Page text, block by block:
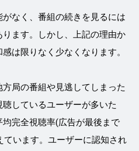
なく、番組の続きを見るには
ます。しかし、上記の理由か
は限りなく少なくなります。
局の番組や見逃してしまった
しているユーザーが多いた
完全視聴率(広告が最後まで
ています。ユーザーに認知され